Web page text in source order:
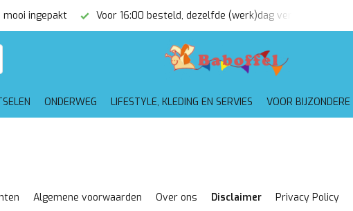
mooi ingepakt Voor 16:00 besteld, dezelfde (werk)dag verzonden
ONDERWEG LIFESTYLE, KLEDING EN SERVIES VOOR BIJZONDERE
Algemene voorwaarden Over ons Disclaimer
Privacy Policy